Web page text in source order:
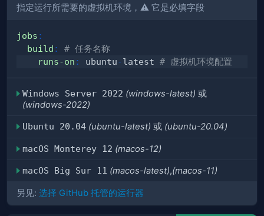
指定运行所需要的虚拟机环境，⚠️ 它是必填字段
jobs :
build :
# 任务名称
runs-on : ubuntu-latest # 虚拟机环境配置
Windows Server 2022 (windows-latest) 或
(windows-2022)
Ubuntu 20.04 (ubuntu-latest) 或 (ubuntu-20.04)
macOS Monterey 12 (macos-12)
macOS Big Sur 11 (macos-latest),(macos-11)
另见: 选择 GitHub 托管的运行器